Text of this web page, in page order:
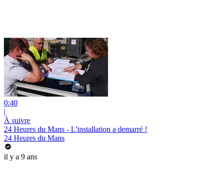
0:40
|
À suivre
24 Heures du Mans - L'installation a demarré !
24 Heures du Mans
il y a 9 ans